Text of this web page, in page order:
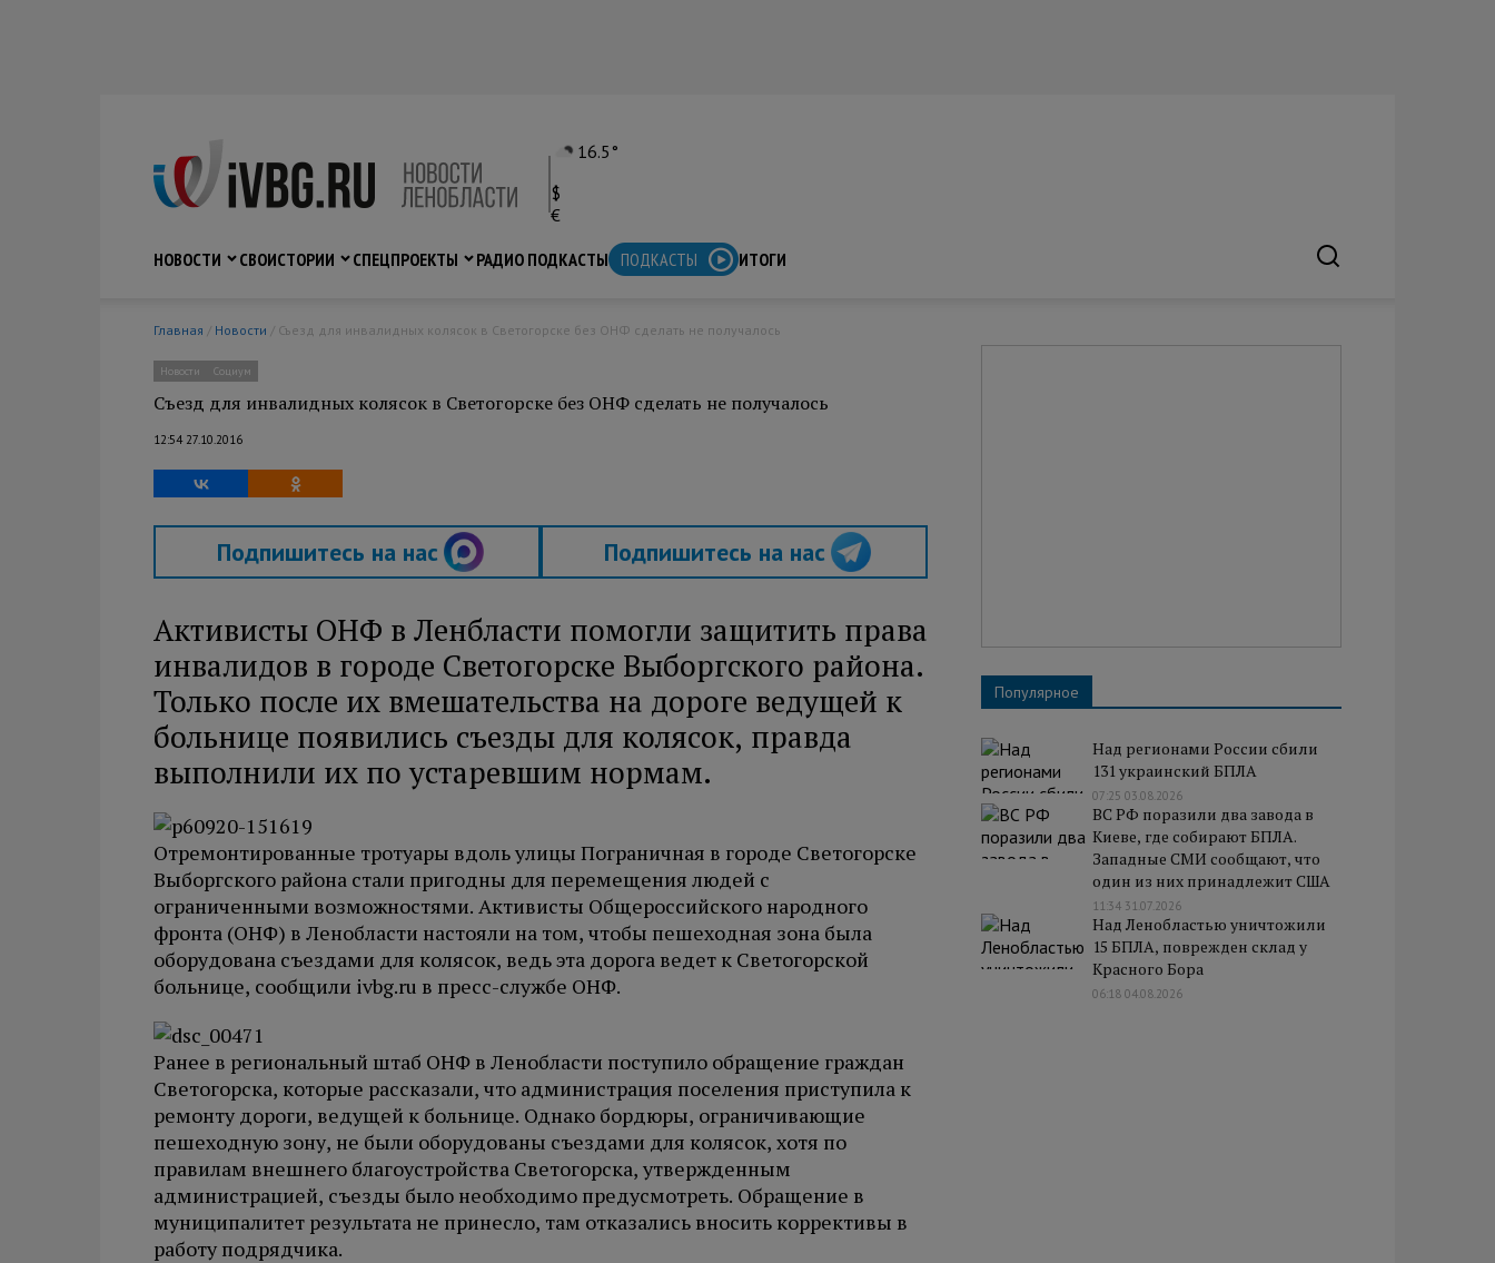
16.5°
$
€
НОВОСТИ
СВОИСТОРИИ СПЕЦПРОЕКТЫ РАДИО ПОДКАСТЫ ПОДКАСТЫ ИТОГИ
Главная / Новости / Съезд для инвалидных колясок в Светогорске без ОНФ сделать не получалось
Новости Социум
Съезд для инвалидных колясок в Светогорске без ОНФ сделать не получалось
12:54 27.10.2016
Подпишитесь на нас Подпишитесь на нас
Активисты ОНФ в Ленбласти помогли защитить права
инвалидов в городе Светогорске Выборгского района.
Только после их вмешательства на дороге ведущей к
больнице появились съезды для колясок, правда
выполнили их по устаревшим нормам.
Отремонтированные тротуары вдоль улицы Пограничная в городе Светогорске
Выборгского района стали пригодны для перемещения людей с
ограниченными возможностями. Активисты Общероссийского народного
фронта (ОНФ) в Ленобласти настояли на том, чтобы пешеходная зона была
оборудована съездами для колясок, ведь эта дорога ведет к Светогорской
больнице, сообщили ivbg.ru в пресс-службе ОНФ.
Ранее в региональный штаб ОНФ в Ленобласти поступило обращение граждан
Светогорска, которые рассказали, что администрация поселения приступила к
ремонту дороги, ведущей к больнице. Однако бордюры, ограничивающие
пешеходную зону, не были оборудованы съездами для колясок, хотя по
правилам внешнего благоустройства Светогорска, утвержденным
администрацией, съезды было необходимо предусмотреть. Обращение в
муниципалитет результата не принесло, там отказались вносить коррективы в
работу подрядчика.
Популярное
Над регионами России сбили
131 украинский БПЛА
07:25 03.08.2026
ВС РФ поразили два завода в
Киеве, где собирают БПЛА.
Западные СМИ сообщают, что
один из них принадлежит США
11:34 31.07.2026
Над Ленобластью уничтожили
15 БПЛА, поврежден склад у
Красного Бора
06:18 04.08.2026